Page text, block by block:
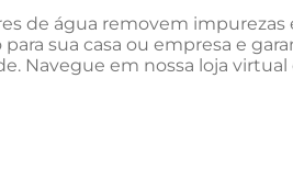
de água removem impurezas
sua casa ou empresa e
Navegue em nossa loja